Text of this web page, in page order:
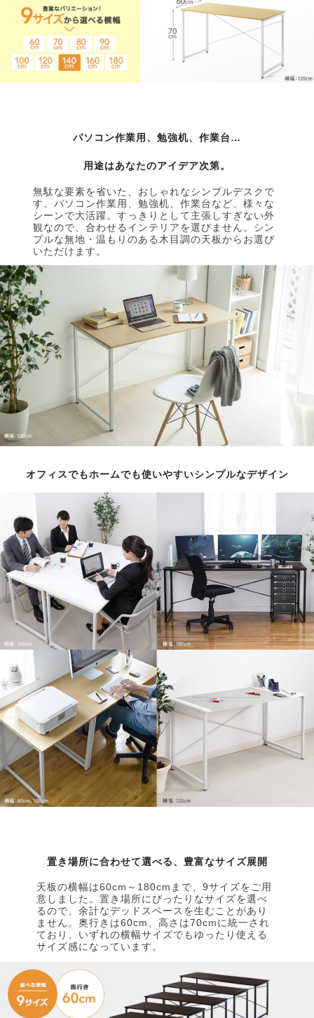
パソコン作業用、勉強机、作業台…
用途はあなたのアイデア次第。
無駄な要素を省いた、おしゃれなシンプルデスクで
す。パソコン作業用、勉強机、作業台など、様々な
シーンで大活躍。すっきりとして主張しすぎない外
観なので、合わせるインテリアを選びません。シン
プルな無地・温もりのある木目調の天板からお選び
いただけます。
オフィスでもホームでも使いやすいシンプルなデザイン
置き場所に合わせて選べる、豊富なサイズ展開
天板の横幅は60cm～180cmまで、9サイズをご用
意しました。置き場所にぴったりなサイズを選べ
るので、余計なデッドスペースを生むことがあり
ません。奥行きは60cm、高さは70cmに統一され
ており、いずれの横幅サイズでもゆったり使える
サイズ感になっています。